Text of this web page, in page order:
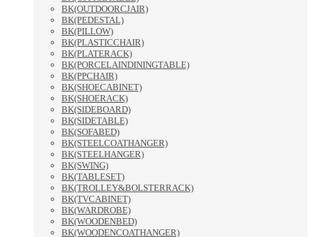
BK(OUTDOORCJAIR)
BK(PEDESTAL)
BK(PILLOW)
BK(PLASTICCHAIR)
BK(PLATERACK)
BK(PORCELAINDININGTABLE)
BK(PPCHAIR)
BK(SHOECABINET)
BK(SHOERACK)
BK(SIDEBOARD)
BK(SIDETABLE)
BK(SOFABED)
BK(STEELCOATHANGER)
BK(STEELHANGER)
BK(SWING)
BK(TABLESET)
BK(TROLLEY&BOLSTERRACK)
BK(TVCABINET)
BK(WARDROBE)
BK(WOODENBED)
BK(WOODENCOATHANGER)